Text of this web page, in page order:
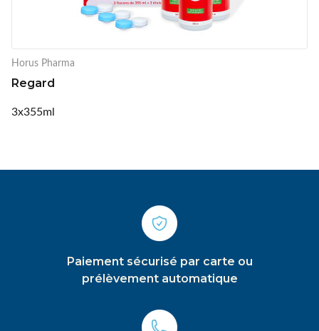
Horus Pharma
Regard
3x355ml
Paiement sécurisé par carte ou
prélèvement automatique